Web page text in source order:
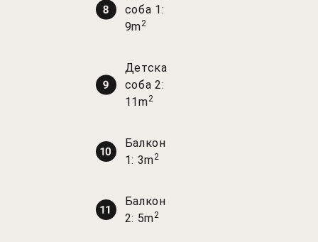
соба 1:
9m2
Детска
соба 2:
11m2
Балкон
1: 3m2
Балкон
2: 5m2